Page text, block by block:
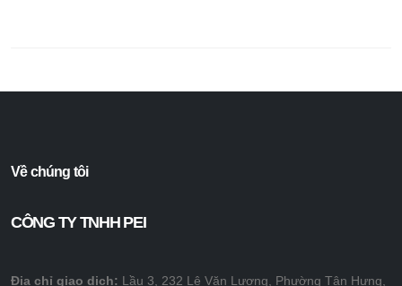
Về chúng tôi
CÔNG TY TNHH PEI
Địa chỉ giao dịch: Lầu 3, 232 Lê Văn Lương, Phường Tân Hưng,